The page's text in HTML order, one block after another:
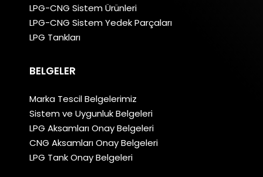
LPG-CNG Sistem Ürünleri
LPG-CNG Sistem Yedek Parçaları
LPG Tankları
BELGELER
Marka Tescil Belgelerimiz
Sistem ve Uygunluk Belgeleri
LPG Aksamları Onay Belgeleri
CNG Aksamları Onay Belgeleri
LPG Tank Onay Belgeleri